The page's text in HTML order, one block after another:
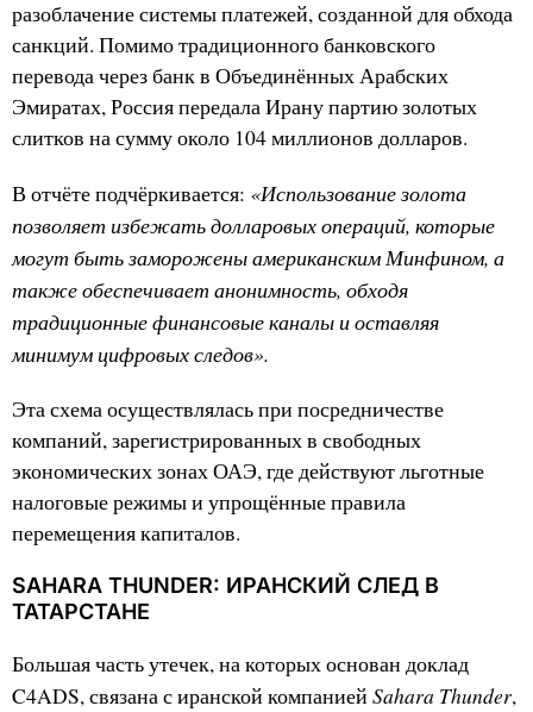
разоблачение системы платежей, созданной для обхода
санкций. Помимо традиционного банковского
перевода через банк в Объединённых Арабских
Эмиратах, Россия передала Ирану партию золотых
слитков на сумму около 104 миллионов долларов.
В отчёте подчёркивается: «Использование золота
позволяет избежать долларовых операций, которые
могут быть заморожены американским Минфином, а
также обеспечивает анонимность, обходя
традиционные финансовые каналы и оставляя
минимум цифровых следов».
Эта схема осуществлялась при посредничестве
компаний, зарегистрированных в свободных
экономических зонах ОАЭ, где действуют льготные
налоговые режимы и упрощённые правила
перемещения капиталов.
SAHARA THUNDER: ИРАНСКИЙ СЛЕД В
ТАТАРСТАНЕ
Большая часть утечек, на которых основан доклад
C4ADS, связана с иранской компанией Sahara Thunder,